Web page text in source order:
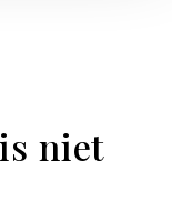
niet